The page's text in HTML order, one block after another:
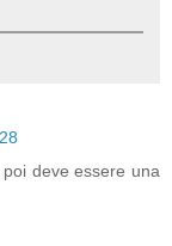
deve essere una